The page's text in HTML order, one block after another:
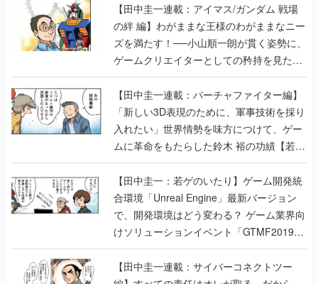
【田中圭一連載：アイマス/ガンダム 戦場
の絆 編】わがままな王様のわがままなニー
ズを満たす！──小山順一朗が貫く姿勢に、
ゲームクリエイターとしての矜持を見た
【若ゲのいたり最終回】
【田中圭一連載：バーチャファイター編】
「新しい3D表現のために、軍事技術を採り
入れたい」世界情勢を味方につけて、ゲー
ムに革命をもたらした鈴木 裕の功績【若ゲ
のいたり】
【田中圭一：若ゲのいたり】ゲーム開発統
合環境「Unreal Engine」最新バージョン
で、開発環境はどう変わる？ ゲーム業界向
けソリューションイベント「GTMF2019」
に行って、より理解を深めよう【PR】
【田中圭一連載：サイバーコネクトツー